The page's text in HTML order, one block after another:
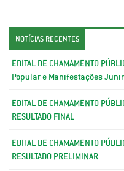
NOTÍCIAS RECENTES
EDITAL DE CHAMAMENTO
Popular e Manifestações
EDITAL DE CHAMAMENTO
RESULTADO FINAL
EDITAL DE CHAMAMENTO
RESULTADO PRELIMINAR